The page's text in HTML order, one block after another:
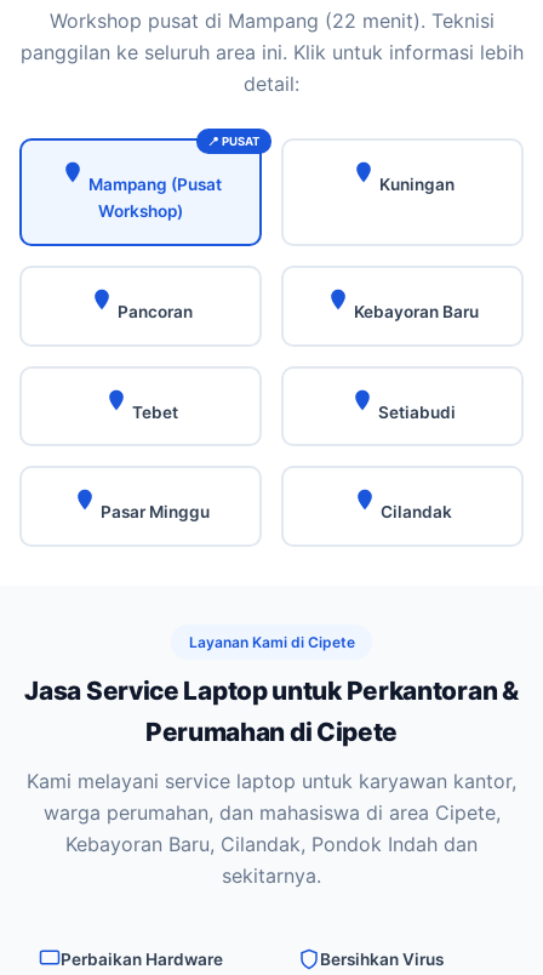
Workshop pusat di Mampang (22 menit). Teknisi
panggilan ke seluruh area ini. Klik untuk informasi lebih
detail:
Mampang (Pusat
Workshop)
Kuningan
Pancoran Kebayoran Baru
Tebet Setiabudi
Pasar Minggu Cilandak
Layanan Kami di Cipete
Jasa Service Laptop untuk Perkantoran &
Perumahan di Cipete
Kami melayani service laptop untuk karyawan kantor,
warga perumahan, dan mahasiswa di area Cipete,
Kebayoran Baru, Cilandak, Pondok Indah dan
sekitarnya.
Perbaikan Hardware Bersihkan Virus